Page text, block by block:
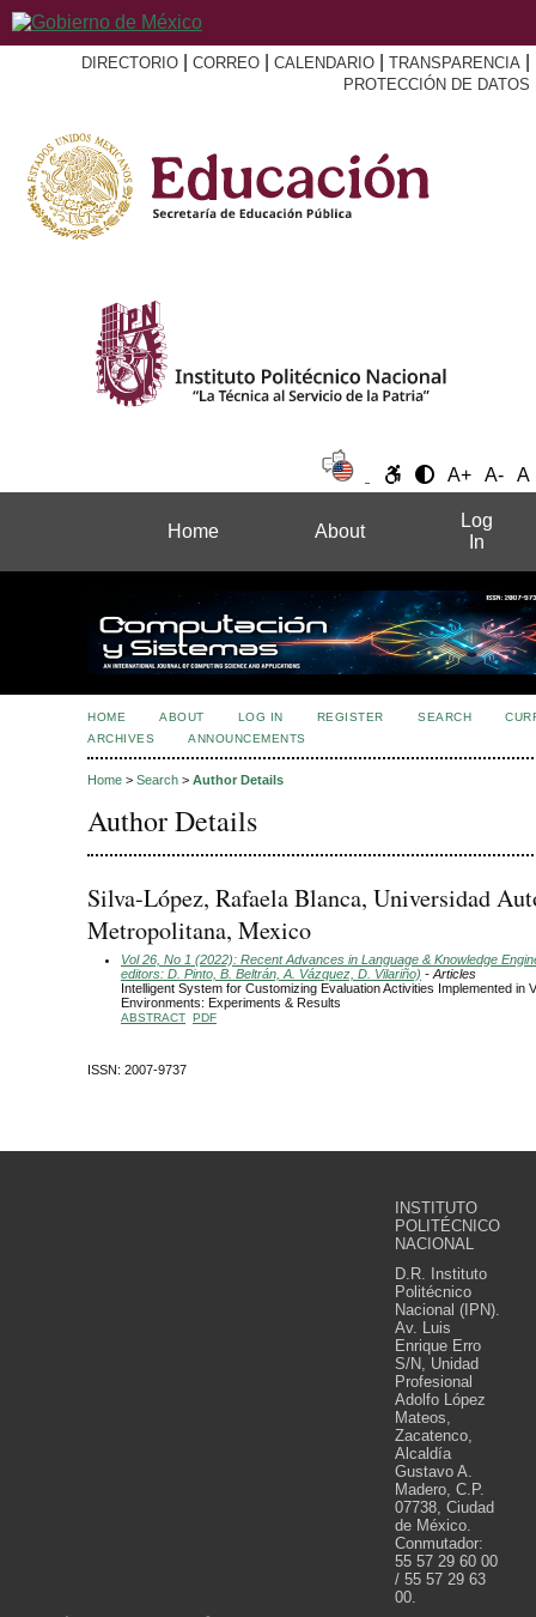
DIRECTORIO CORREO CALENDARIO TRANSPARENCIA
PROTECCIÓN DE DATOS
A+ A- A
Home About
Log
In
HOME ABOUT LOG IN REGISTER SEARCH
ARCHIVES
ANNOUNCEMENTS
Home > Search > Author Details
Author Details
Silva-López, Rafaela Blanca, Universidad
Metropolitana, Mexico
Vol 26, No 1 (2022): Recent Advances in Language & Knowledge
editors: D. Pinto, B. Beltrán, A. Vázquez, D. Vilariño) - Articles
Intelligent System for Customizing Evaluation Activities Implemented in
Environments: Experiments & Results
ABSTRACT PDF
ISSN: 2007-9737
INSTITUTO
POLITÉCNICO
NACIONAL
D.R. Instituto
Politécnico
Nacional (IPN).
Av. Luis
Enrique Erro
S/N, Unidad
Profesional
Adolfo López
Mateos,
Zacatenco,
Alcaldía
Gustavo A.
Madero, C.P.
07738, Ciudad
de México.
Conmutador:
55 57 29 60 00
/ 55 57 29 63
00.